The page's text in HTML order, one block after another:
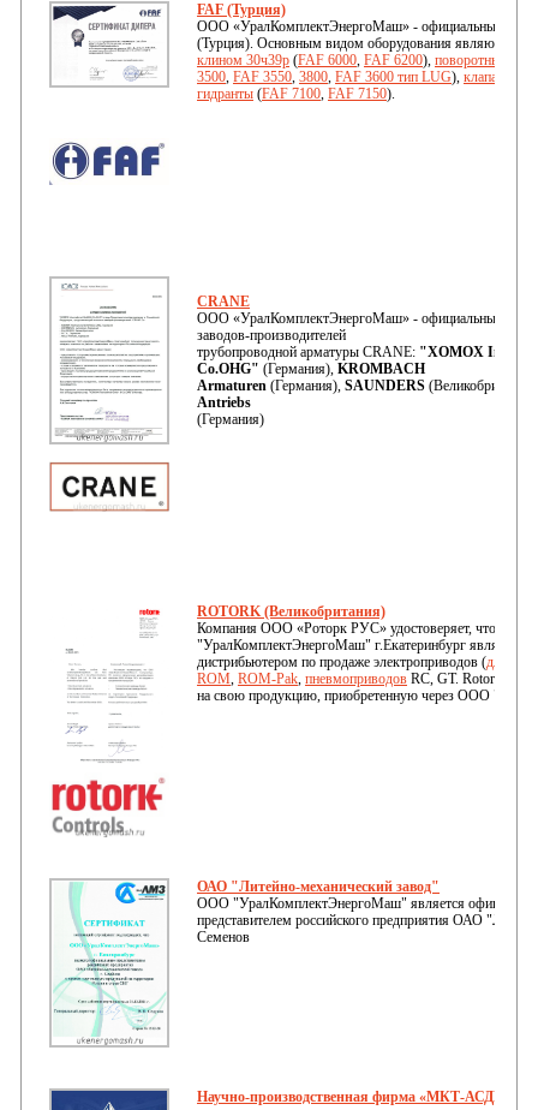
FAF (Турция)
ООО «УралКомплектЭнергоМаш» - официальный
(Турция). Основным видом оборудования являются:
клином 30ч39р (FAF 6000, FAF 6200), поворотные
3500, FAF 3550, 3800, FAF 3600 тип LUG), клапаны
гидранты (FAF 7100, FAF 7150).
CRANE
ООО «УралКомплектЭнергоМаш» - официальный
заводов-производителей
трубопроводной арматуры CRANE: "XOMOX
Co.OHG" (Германия), KROMBACH
Armaturen (Германия), SAUNDERS
Antriebs
(Германия)
ROTORK (Великобритания)
Компания ООО «Роторк РУС» удостоверяет, что ООО
"УралКомплектЭнергоМаш" г.Екатеринбург является
дистрибьютером по продаже электроприводов (для
ROM, ROM-Pak, пневмоприводов RC, GT. Rotork дает
на свою продукцию, приобретенную через ООО
ОАО "Литейно-механический завод"
ООО "УралКомплектЭнергоМаш" является
представителем российского предприятия ОАО
Семенов
Научно-производственная фирма «МКТ-АСДМ»